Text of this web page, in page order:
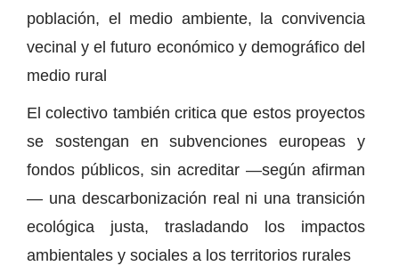
población, el medio ambiente, la convivencia
vecinal y el futuro económico y demográfico del
medio rural
El colectivo también critica que estos proyectos
se sostengan en subvenciones europeas y
fondos públicos, sin acreditar —según afirman
— una descarbonización real ni una transición
ecológica justa, trasladando los impactos
ambientales y sociales a los territorios rurales